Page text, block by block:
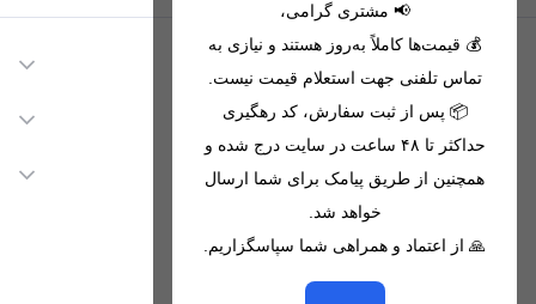
📢 مشتری گرامی،
💰 قیمت‌ها کاملاً به‌روز هستند و نیازی به
تماس تلفنی جهت استعلام قیمت نیست.
📦 پس از ثبت سفارش، کد رهگیری
حداکثر تا ۴۸ ساعت در سایت درج شده و
همچنین از طریق پیامک برای شما ارسال
خواهد شد.
🙏 از اعتماد و همراهی شما سپاسگزاریم.
اطلاعات تماس
09221680256 - 09373782289
nikanmobstore@gmail.com
هرمزگان، بندرخمیر، شهرک رودبار
دسترسی سریع
لیست محصولات
خدمات مشتریان
حریم خصوصی
از جدید‌ترین تخفیف‌ها با‌ خبر شوید